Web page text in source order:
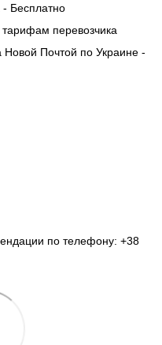
Бесплатно
перевозчика
Новой Почтой по Украине -
по телефону: +38